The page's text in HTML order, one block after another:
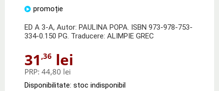
promoție
ED A 3-A, Autor: PAULINA POPA. ISBN 973-978-753-
334-0.150 PG. Traducere: ALIMPIE GREC
31 ,36 lei
PRP: 44,80 lei
Disponibilitate: stoc indisponibil